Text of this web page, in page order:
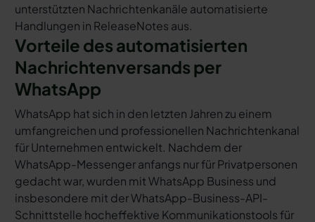
unterstützten Nachrichtenkanäle automatisierte
Handlungen in ReleaseNotes aus.
Vorteile des automatisierten
Nachrichtenversands per
WhatsApp
WhatsApp hat sich in den letzten Jahren zu einem
umfangreichen und professionellen Nachrichtenkanal
für Unternehmen entwickelt. Nachdem der
WhatsApp-Messenger anfangs nur für Privatpersonen
gedacht war, wurden mit WhatsApp Business und
insbesondere mit der WhatsApp-Business-API-
Schnittstelle hocheffektive Kommunikationstools für